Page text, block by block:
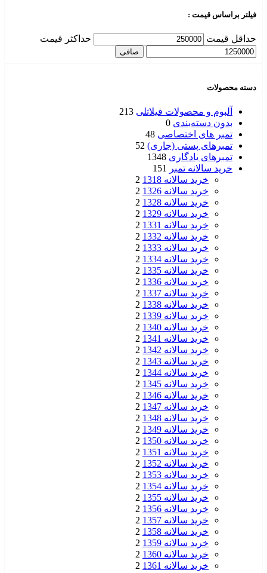
فیلتر براساس قیمت :
حداقل قیمت حداكثر قيمت
صافی
دسته محصولات
آلبوم و محصولات فیلاتلی 213
بدون دسته‌بندی 0
تمبر های اختصاصی 48
تمبرهای پستی (جاری) 52
تمبرهای یادگاری 1348
خرید سالانه تمبر 151
خرید سالانه 1318
2
خرید سالانه 1326
2
خرید سالانه 1328
2
خرید سالانه 1329
2
خرید سالانه 1331
2
خرید سالانه 1332
2
خرید سالانه 1333
2
خرید سالانه 1334
2
خرید سالانه 1335
2
خرید سالانه 1336
2
خرید سالانه 1337
2
خرید سالانه 1338
2
خرید سالانه 1339
2
خرید سالانه 1340
2
خرید سالانه 1341
2
خرید سالانه 1342
2
خرید سالانه 1343
2
خرید سالانه 1344
2
خرید سالانه 1345
2
خرید سالانه 1346
2
خرید سالانه 1347
2
خرید سالانه 1348
2
خرید سالانه 1349
2
خرید سالانه 1350
2
خرید سالانه 1351
2
خرید سالانه 1352
2
خرید سالانه 1353
2
خرید سالانه 1354
2
خرید سالانه 1355
2
خرید سالانه 1356
2
خرید سالانه 1357
2
خرید سالانه 1358
2
خرید سالانه 1359
2
خرید سالانه 1360
2
خرید سالانه 1361
2